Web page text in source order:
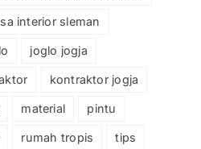
interior sleman
joglo jogja
kontraktor jogja
material pintu
rumah tropis tips